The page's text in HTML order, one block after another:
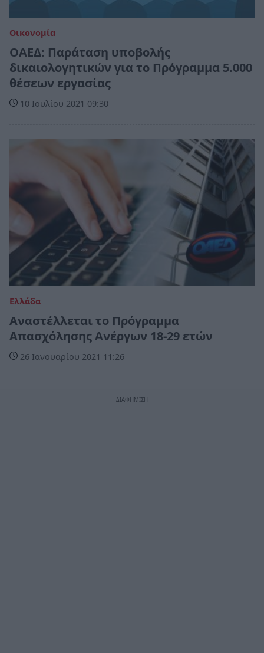
Οικονομία
ΟΑΕΔ: Παράταση υποβολής
δικαιολογητικών για το Πρόγραμμα 5.000
θέσεων εργασίας
10 Ιουλίου 2021 09:30
Ελλάδα
Αναστέλλεται το Πρόγραμμα
Απασχόλησης Ανέργων 18-29 ετών
26 Ιανουαρίου 2021 11:26